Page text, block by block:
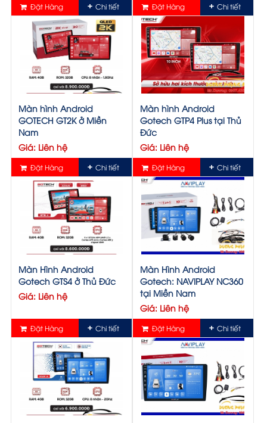
Đặt Hàng Chi tiết Đặt Hàng Chi tiết
Màn hình Android
GOTECH GT2K ở Miền
Nam
Giá: Liên hệ
Đặt Hàng Chi tiết
Màn hình Android
Gotech GTP4 Plus tại Thủ
Đức
Giá: Liên hệ
Đặt Hàng Chi tiết
Màn Hình Android
Gotech GTS4 ở Thủ Đức
Giá: Liên hệ
Đặt Hàng Chi tiết
Màn Hình Android
Gotech: NAVIPLAY NC360
tại Miền Nam
Giá: Liên hệ
Đặt Hàng Chi tiết